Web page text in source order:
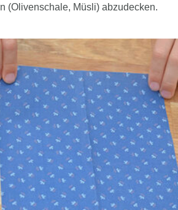
(Olivenschale, Müsli) abzudecken.